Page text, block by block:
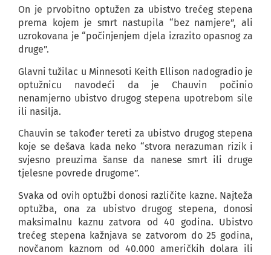
On je prvobitno optužen za ubistvo trećeg stepena
prema kojem je smrt nastupila “bez namjere”, ali
uzrokovana je “počinjenjem djela izrazito opasnog za
druge”.
Glavni tužilac u Minnesoti Keith Ellison nadogradio je
optužnicu navodeći da je Chauvin počinio
nenamjerno ubistvo drugog stepena upotrebom sile
ili nasilja.
Chauvin se također tereti za ubistvo drugog stepena
koje se dešava kada neko “stvora nerazuman rizik i
svjesno preuzima šanse da nanese smrt ili druge
tjelesne povrede drugome”.
Svaka od ovih optužbi donosi različite kazne. Najteža
optužba, ona za ubistvo drugog stepena, donosi
maksimalnu kaznu zatvora od 40 godina. Ubistvo
trećeg stepena kažnjava se zatvorom do 25 godina,
novčanom kaznom od 40.000 američkih dolara ili